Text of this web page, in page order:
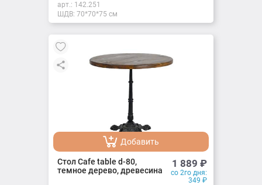
арт.: 142.251
ШДВ: 70*70*75 см
Добавить
Добавлено
Стол Cafe table d-80,
темное дерево, древесина
1 889 ₽
со 2го дня:
349 ₽